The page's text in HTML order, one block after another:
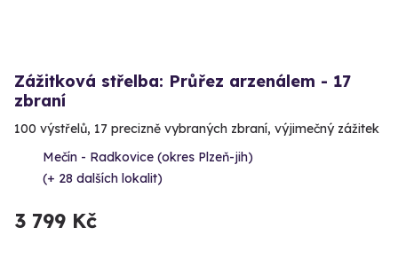
Zážitková střelba: Průřez arzenálem - 17
zbraní
100 výstřelů, 17 precizně vybraných zbraní, výjimečný zážitek
Mečín - Radkovice (okres Plzeň-jih)
(+ 28 dalších lokalit)
3 799 Kč